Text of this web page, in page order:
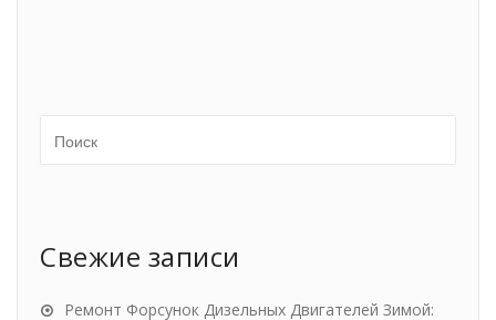
Свежие записи
Ремонт Форсунок Дизельных Двигателей Зимой: